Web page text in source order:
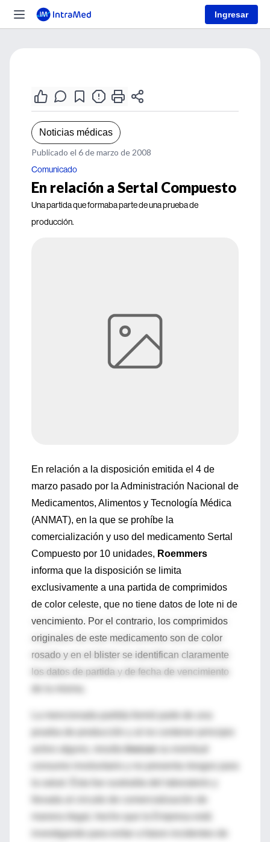
Ingresar
Noticias médicas
Publicado el 6 de marzo de 2008
Comunicado
En relación a Sertal Compuesto
Una partida que formaba parte de una prueba de
producción.
En relación a la disposición emitida el 4 de
marzo pasado por la Administración Nacional de
Medicamentos, Alimentos y Tecnología Médica
(ANMAT), en la que se prohíbe la
comercialización y uso del medicamento Sertal
Compuesto por 10 unidades, Roemmers
informa que la disposición se limita
exclusivamente a una partida de comprimidos
de color celeste, que no tiene datos de lote ni de
vencimiento. Por el contrario, los comprimidos
originales de este medicamento son de color
rosado y en el blister se identifican claramente
los datos de partida y de fecha de vencimiento
activo alguno, resulta
inocuo
consumo involuntario y no presenta riesgos para
manera ilegal, hecho que la Empresa está
investigando para evitar a futuro incidentes de